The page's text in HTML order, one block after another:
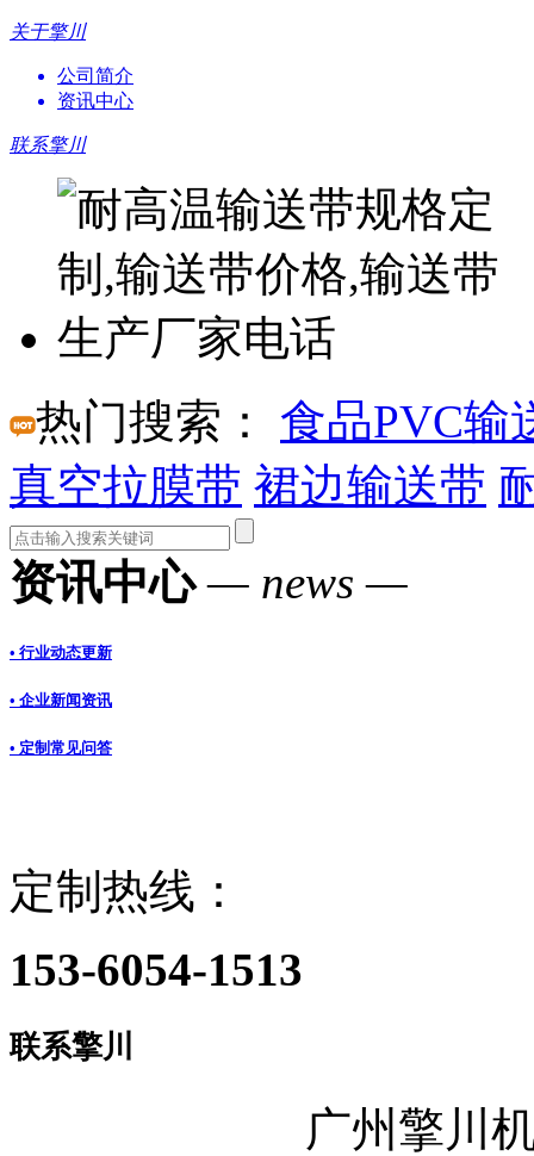
关于擎川
公司简介
资讯中心
联系擎川
热门搜索：
食品PVC输
真空拉膜带 裙边输送带
资讯中心— news —
• 行业动态更新
• 企业新闻资讯
• 定制常见问答
定制热线：
153-6054-1513
联系擎川
广州擎川